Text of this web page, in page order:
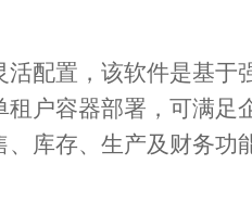
配置，该软件是基于
户容器部署，可满足
、库存、生产及财务功